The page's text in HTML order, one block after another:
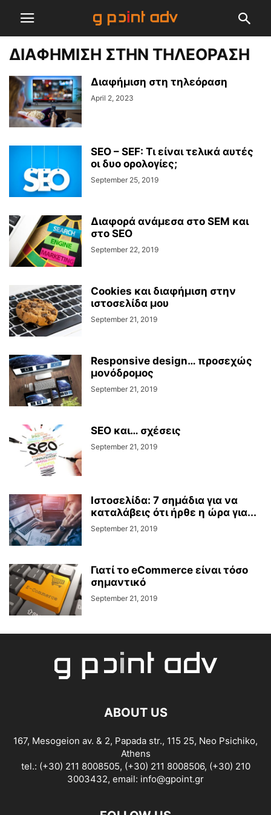
ΔΙΑΦΗΜΙΣΗ ΣΤΗΝ ΤΗΛΕΟΡΑΣΗ
Διαφήμιση στη τηλεόραση
April 2, 2023
SEO – SEF: Τι είναι τελικά αυτές
οι δυο ορολογίες;
September 25, 2019
Διαφορά ανάμεσα στο SEM και
στο SEO
September 22, 2019
Cookies και διαφήμιση στην
ιστοσελίδα μου
September 21, 2019
Responsive design… προσεχώς
μονόδρομος
September 21, 2019
SEO και… σχέσεις
September 21, 2019
Ιστοσελίδα: 7 σημάδια για να
καταλάβεις ότι ήρθε η ώρα για...
September 21, 2019
Γιατί το eCommerce είναι τόσο
σημαντικό
September 21, 2019
ABOUT US
167, Mesogeion av. & 2, Papada str., 115 25, Neo Psichiko,
Athens
tel.: (+30) 211 8008505, (+30) 211 8008506, (+30) 210
3003432, email: info@gpoint.gr